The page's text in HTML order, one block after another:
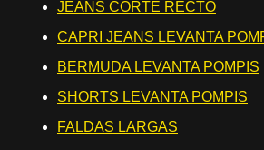
JEANS CORTE RECTO
CAPRI JEANS LEVANTA
BERMUDA LEVANTA POMPIS
SHORTS LEVANTA POMPIS
FALDAS LARGAS